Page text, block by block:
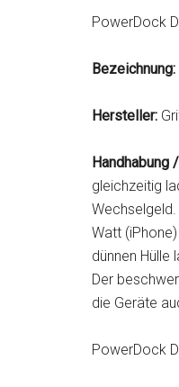
PowerDock
Bezeichnung:
Hersteller:
Handhabung
gleichzeitig
Watt
dünnen Hülle
Der
die Geräte
PowerDock